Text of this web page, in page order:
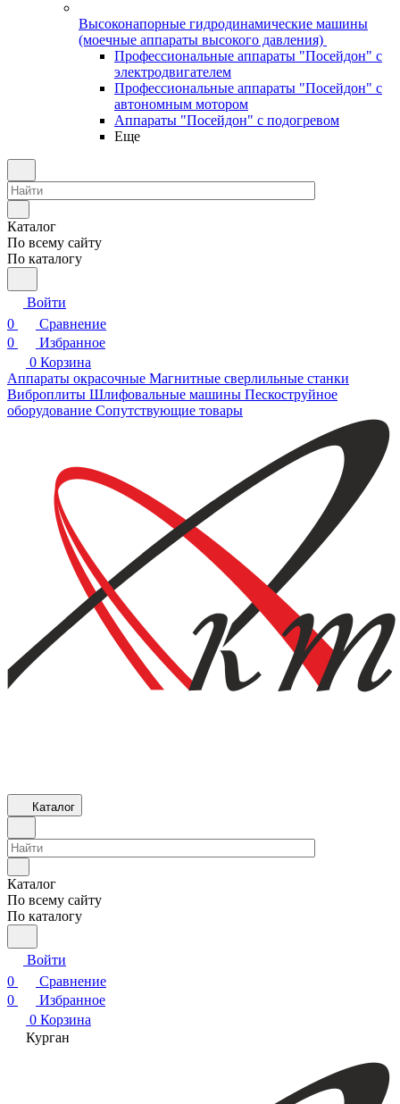
Высоконапорные гидродинамические машины
(моечные аппараты высокого давления)
Профессиональные аппараты "Посейдон" с
электродвигателем
Профессиональные аппараты "Посейдон" с
автономным мотором
Аппараты "Посейдон" с подогревом
Еще
Каталог
По всему сайту
По каталогу
Войти
0
Сравнение
0
Избранное
0 Корзина
Аппараты окрасочные Магнитные сверлильные станки
Виброплиты Шлифовальные машины Пескоструйное
оборудование Сопутствующие товары
Каталог
Каталог
По всему сайту
По каталогу
Войти
0
Сравнение
0
Избранное
0 Корзина
Курган